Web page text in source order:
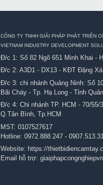
CÔNG TY TNHH GIẢI PHÁP PHÁT TRIỂN
VIETNAM INDUSTRY DEVELOPMENT
Đ/c 1: Số 82 Ngõ 651 Minh Khai -
Đ/c 2: A3D1 - DX13 - KĐT Đặng
Đ/c 3: chi nhánh Quảng Ninh: Số
Bãi Cháy - Tp. Hạ Long - Tỉnh
Đ/c 4: Chi nhánh TP. HCM - 70/55/
Q.Tân Bình, Tp.HCM
MST: 0107527617
Hotline: 0972.888.247 -
Website: https://
Email hỗ trợ: